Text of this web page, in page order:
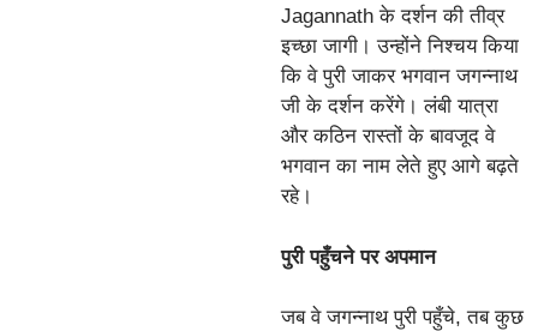
Jagannath के दर्शन की तीव्र
इच्छा जागी। उन्होंने निश्चय किया
कि वे पुरी जाकर भगवान जगन्नाथ
जी के दर्शन करेंगे। लंबी यात्रा
और कठिन रास्तों के बावजूद वे
भगवान का नाम लेते हुए आगे बढ़ते
रहे।
पुरी पहुँचने पर अपमान
जब वे जगन्नाथ पुरी पहुँचे, तब कुछ